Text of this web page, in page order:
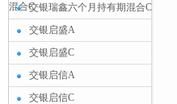
混合C交银瑞鑫六个月持有期混合C
交银启盛A
交银启盛C
交银启信A
交银启信C